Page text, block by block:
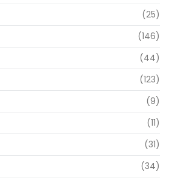
(25)
(146)
(44)
(123)
(9)
(11)
(31)
(34)